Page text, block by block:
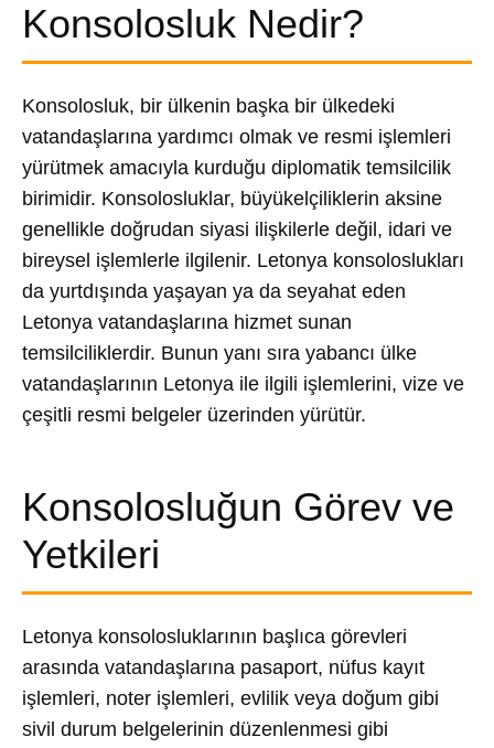
Konsolosluk Nedir?
Konsolosluk, bir ülkenin başka bir ülkedeki
vatandaşlarına yardımcı olmak ve resmi işlemleri
yürütmek amacıyla kurduğu diplomatik temsilcilik
birimidir. Konsolosluklar, büyükelçiliklerin aksine
genellikle doğrudan siyasi ilişkilerle değil, idari ve
bireysel işlemlerle ilgilenir. Letonya konsoloslukları
da yurtdışında yaşayan ya da seyahat eden
Letonya vatandaşlarına hizmet sunan
temsilciliklerdir. Bunun yanı sıra yabancı ülke
vatandaşlarının Letonya ile ilgili işlemlerini, vize ve
çeşitli resmi belgeler üzerinden yürütür.
Konsolosluğun Görev ve
Yetkileri
Letonya konsolosluklarının başlıca görevleri
arasında vatandaşlarına pasaport, nüfus kayıt
işlemleri, noter işlemleri, evlilik veya doğum gibi
sivil durum belgelerinin düzenlenmesi gibi